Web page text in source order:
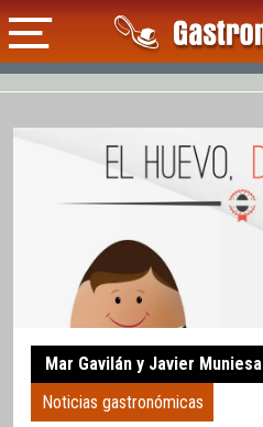
Mar Gavilán y Javier Muniesa
Noticias gastronómicas